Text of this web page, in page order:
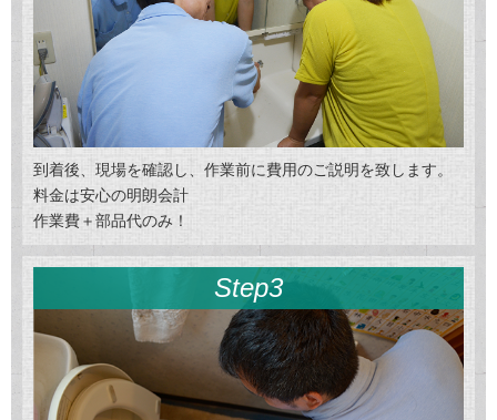
到着後、現場を確認し、作業前に費用のご説明を致します。
料金は安心の明朗会計
作業費＋部品代のみ！
Step3